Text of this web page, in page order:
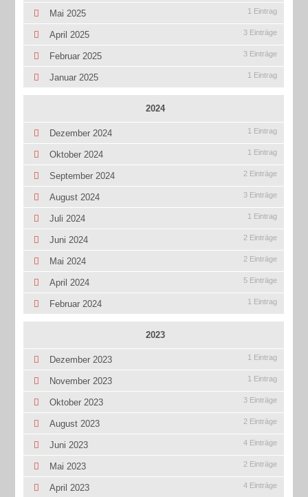
Mai 2025 1 Eintrag
April 2025 3 Einträge
Februar 2025 3 Einträge
Januar 2025 1 Eintrag
2024
Dezember 2024 1 Eintrag
Oktober 2024 1 Eintrag
September 2024 2 Einträge
August 2024 3 Einträge
Juli 2024 1 Eintrag
Juni 2024 2 Einträge
Mai 2024 2 Einträge
April 2024 5 Einträge
Februar 2024 1 Eintrag
2023
Dezember 2023 1 Eintrag
November 2023 1 Eintrag
Oktober 2023 3 Einträge
August 2023 2 Einträge
Juni 2023 4 Einträge
Mai 2023 2 Einträge
April 2023 4 Einträge